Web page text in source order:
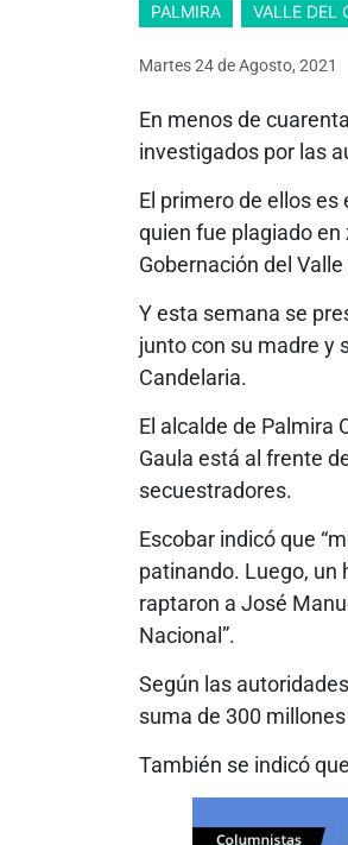
PALMIRA VALLE DEL
Martes 24deAgosto, 2021
En menos de
investigados por las
El primero de ellos
quien fue plagiado
Gobernación del
Y esta semana se
junto con su madre y
Candelaria.
El alcalde de Palmira
Gaula está al frente
secuestradores.
Escobar indicó que
patinando. Luego, un
raptaron a José
Nacional”.
Según las
suma de 300
También se indicó